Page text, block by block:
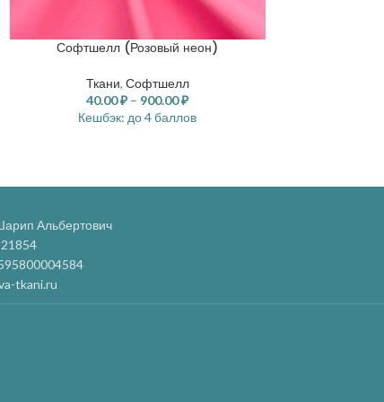
Софтшелл (Розовый неон)
Ткани, Софтшелл
40.00₽ – 900.00₽
Кешбэк: до 4 баллов
Альбертович
tkani.ru